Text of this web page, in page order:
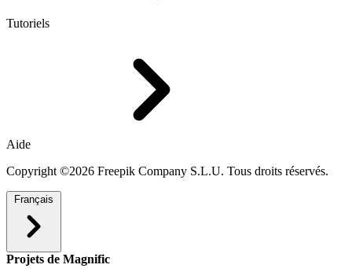
Tutoriels
Aide
Copyright ©2026 Freepik Company S.L.U. Tous droits réservés.
Français
Projets de Magnific